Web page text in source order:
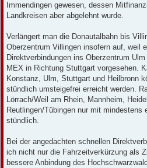
Immendingen gewesen, dessen
Landkreisen aber abgelehnt wurde.
Verlängert man die Donautalbahn bis
Oberzentrum Villingen insofern auf, weil
Direktverbindungen ins Oberzentrum
MEX in Richtung Stuttgart vorgesehen.
Konstanz, Ulm, Stuttgart und Heilbronn
stündlich umsteigefrei erreicht werden.
Lörrach/Weil am Rhein, Mannheim,
Reutlingen/Tübingen nur mit mindestens
stündlich.
Bei der angedachten schnellen
ich nicht nur die Fahrzeitverkürzung als
bessere Anbindung des